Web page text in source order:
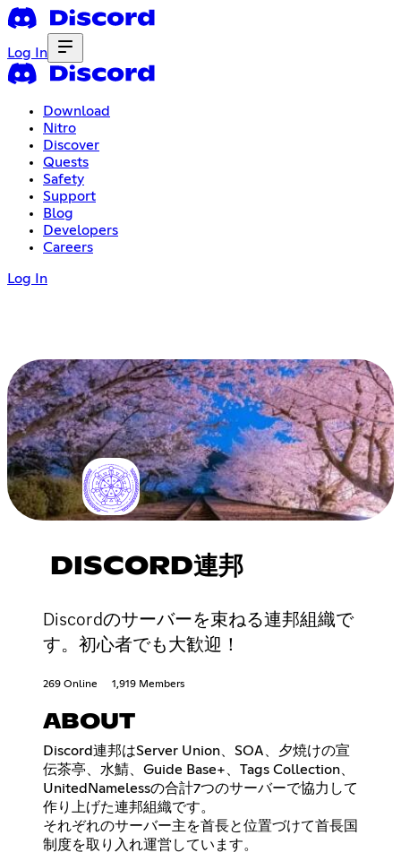
Log In
Download
Nitro
Discover
Quests
Safety
Support
Blog
Developers
Careers
Log In
DISCORD連邦
Discordのサーバーを束ねる連邦組織で
す。初心者でも大歓迎！
269 Online 1,919 Members
ABOUT
Discord連邦はServer Union、SOA、夕焼けの宣
伝茶亭、水鯖、Guide Base+、Tags Collection、
UnitedNamelessの合計7つのサーバーで協力して
作り上げた連邦組織です。
それぞれのサーバー主を首長と位置づけて首長国
制度を取り入れ運営しています。